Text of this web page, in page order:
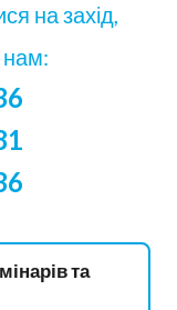
на захід,
та